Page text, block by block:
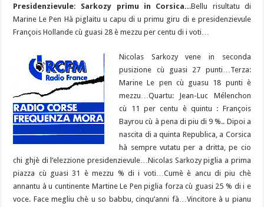
b
o
k
ky gr
a
m
p
c
h
at
l
y
Li
n
k
d
o
n
es
p
m
bl
r
d
di
ai
l
ta
g
er
Presidenzievule: Sarkozy primu in Corsica...Bellu risultatu di
Marine Le Pen Hà piglaitu u capu di u primu giru di e presidenzievule
François Hollande cù guasi 28 è mezzu per centu di i voti…
Nicolas Sarkozy vene in seconda
pusizione cù guasi 27 punti…Terza:
Marine Le pen cù guasu 18 punti è
mezzu…Quartu: Jean-Luc Mélenchon
cù 11 per centu è quintu : François
Bayrou cù à pena di piu di 9 %.. Dipoi a
nascita di a quinta Republica, a Corsica
hà sempre vutatu per a dritta, pe cio
chi ghjè di l’elezzione presidenzievule…Nicolas Sarkozy piglia a prima
piazza cù guasi 31 è mezzu % di i voti…Cumè è ancu di piu chè
annantu à u cuntinente Martine Le Pen piglia forza cù guasi 25 % di i e
voce. Face megliu chè u so babbu, cinqu’anni fà…Vincitore à u pianu